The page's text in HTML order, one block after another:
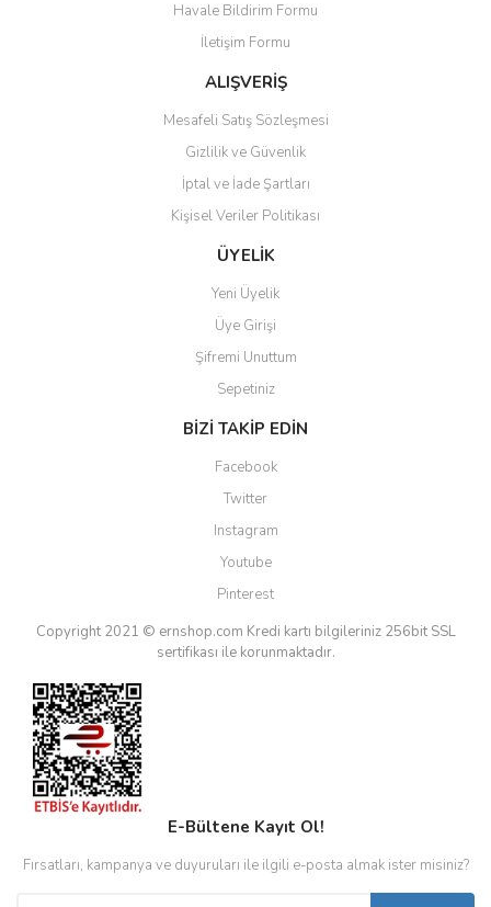
Ürün bilgilerinde hatalar bulunuyor.
Ürün fiyatı diğer sitelerden daha pahalı.
Bu ürüne benzer farklı alternatifler olmalı.
Gönder
Havale Bildirim Formu
İletişim Formu
ALIŞVERİŞ
Mesafeli Satış Sözleşmesi
Gizlilik ve Güvenlik
İptal ve İade Şartları
Kişisel Veriler Politikası
ÜYELİK
Yeni Üyelik
Üye Girişi
Şifremi Unuttum
Sepetiniz
BİZİ TAKİP EDİN
Facebook
Twitter
Instagram
Youtube
Pinterest
Copyright 2021 © ernshop.com Kredi kartı bilgileriniz 256bit SSL
sertifikası ile korunmaktadır.
E-Bültene Kayıt Ol!
Fırsatları, kampanya ve duyuruları ile ilgili e-posta almak ister misiniz?